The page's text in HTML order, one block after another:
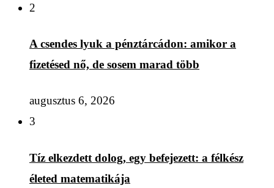
2
A csendes lyuk a pénztárcádon: amikor a
fizetésed nő, de sosem marad több
augusztus 6, 2026
3
Tíz elkezdett dolog, egy befejezett: a félkész
életed matematikája